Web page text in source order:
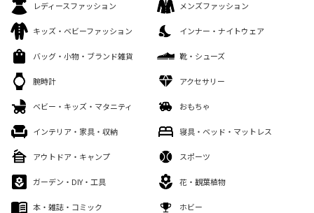
レディースファッション メンズファッション
キッズ・ベビーファッション インナー・ナイトウェア
バッグ・小物・ブランド雑貨 靴・シューズ
腕時計 アクセサリー
ベビー・キッズ・マタニティ おもちゃ
インテリア・家具・収納 寝具・ベッド・マットレス
アウトドア・キャンプ スポーツ
ガーデン・DIY・工具 花・観葉植物
本・雑誌・コミック ホビー